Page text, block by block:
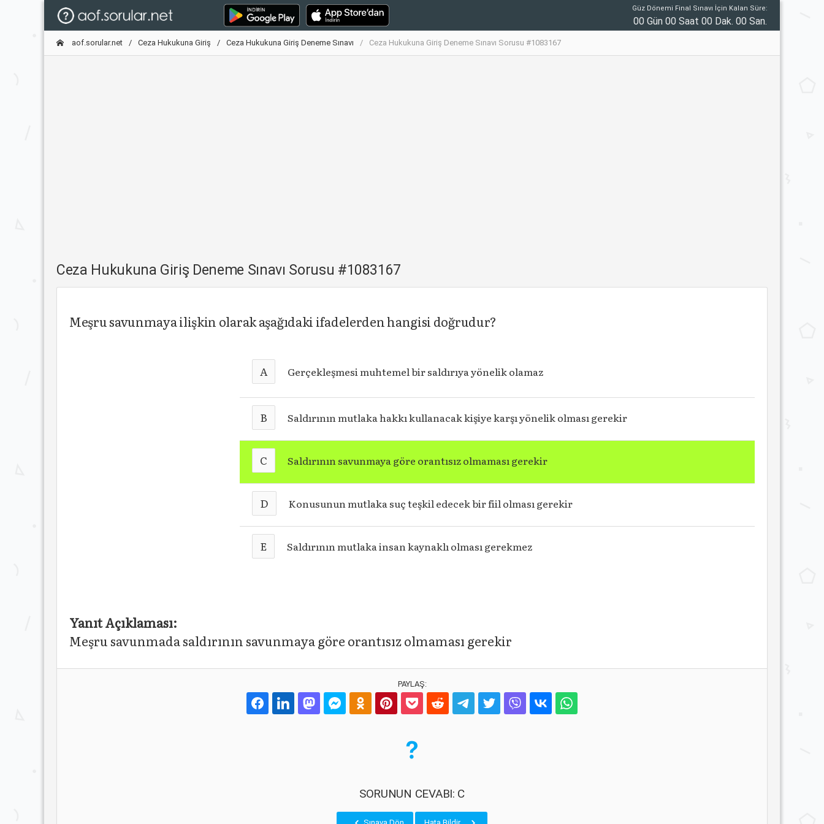
Güz Dönemi Final Sınavı İçin Kalan Süre:
00 Gün 00 Saat 00 Dak. 00 San.
aof.sorular.net Ceza Hukukuna Giriş Ceza Hukukuna Giriş Deneme Sınavı Ceza Hukukuna Giriş Deneme Sınavı Sorusu #1083167
Ceza Hukukuna Giriş Deneme Sınavı Sorusu #1083167
Meşru savunmaya ilişkin olarak aşağıdaki ifadelerden hangisi doğrudur?
A Gerçekleşmesi muhtemel bir saldırıya yönelik olamaz
B Saldırının mutlaka hakkı kullanacak kişiye karşı yönelik olması gerekir
C Saldırının savunmaya göre orantısız olmaması gerekir
D Konusunun mutlaka suç teşkil edecek bir fiil olması gerekir
E Saldırının mutlaka insan kaynaklı olması gerekmez
Yanıt Açıklaması:
Meşru savunmada saldırının savunmaya göre orantısız olmaması gerekir
PAYLAŞ:
SORUNUN CEVABI: C